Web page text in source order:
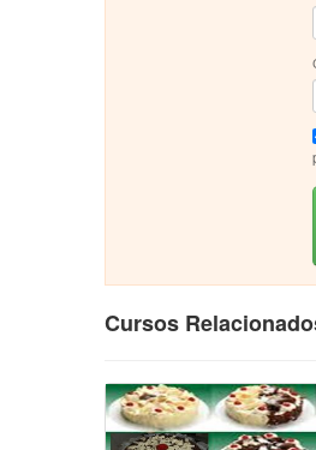
Cursos